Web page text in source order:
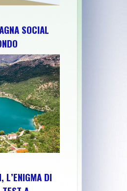
DEL TERRITORIO
SOCIAL
L’ENIGMA DI